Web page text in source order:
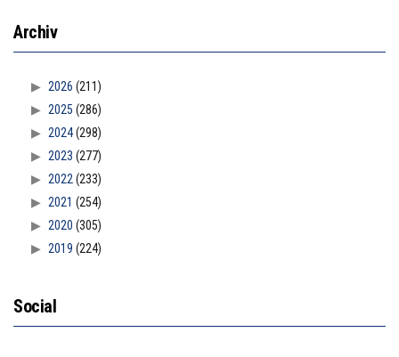
Archiv
2026 (211)
2025 (286)
2024(298)
2023 (277)
2022 (233)
2021 (254)
2020 (305)
2019 (224)
Social